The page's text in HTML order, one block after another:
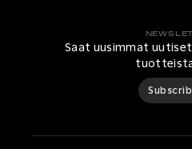
Saat uusimmat